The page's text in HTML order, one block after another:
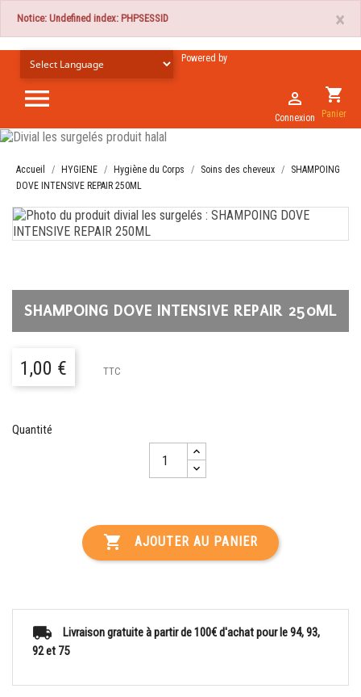
×
Notice: Undefined index: PHPSESSID
Powered by
 shopping_cart
Panier

Connexion
Accueil HYGIENE Hygiène du Corps Soins des cheveux
SHAMPOING
DOVE INTENSIVE REPAIR 250ML
SHAMPOING DOVE INTENSIVE REPAIR 250ML
1,00 € TTC
Quantité
 AJOUTER AU PANIER
Livraison gratuite à partir de 100€ d'achat pour le 94, 93,
92 et 75